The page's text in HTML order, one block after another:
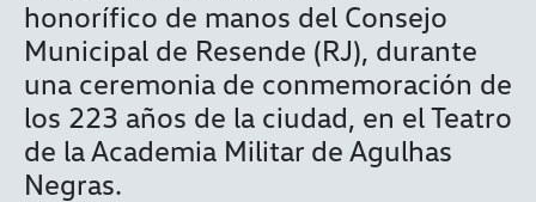
honorífico de manos del Consejo
Municipal de Resende (RJ), durante
una ceremonia de conmemoración de
los 223 años de la ciudad, en el Teatro
de la Academia Militar de Agulhas
Negras.